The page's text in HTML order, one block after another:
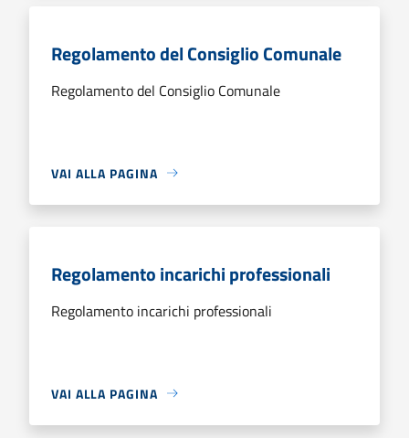
Regolamento del Consiglio Comunale
Regolamento del Consiglio Comunale
VAI ALLA PAGINA
Regolamento incarichi professionali
Regolamento incarichi professionali
VAI ALLA PAGINA